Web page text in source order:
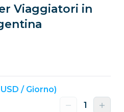
Viaggiatori in
/ Giorno)